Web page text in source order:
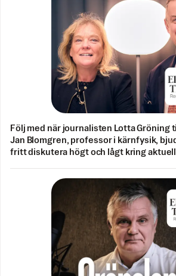
Följ med när journalisten Lotta Gröning
Jan Blomgren, professor i kärnfysik,
fritt diskutera högt och lågt kring